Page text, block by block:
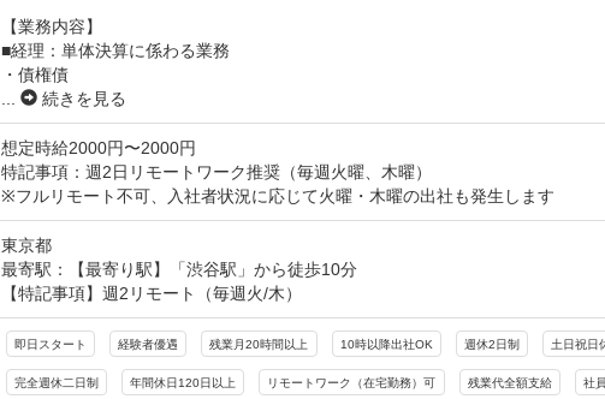
【業務内容】
■経理：単体決算に係わる業務
・債権債
続きを見る
想定時給2000円〜2000円
特記事項：週2日リモートワーク推奨（毎週火曜、木曜）
※フルリモート不可、入社者状況に応じて火曜・木曜の出社も発生します
東京都
最寄駅：【最寄り駅】「渋谷駅」から徒歩10分
【特記事項】週2リモート（毎週火/木）
即日スタート 経験者優遇 残業月20時間以上 10時以降出社OK 週休2日制 土日祝日
完全週休二日制 年間休日120日以上 リモートワーク（在宅勤務）可 残業代全額支給 社